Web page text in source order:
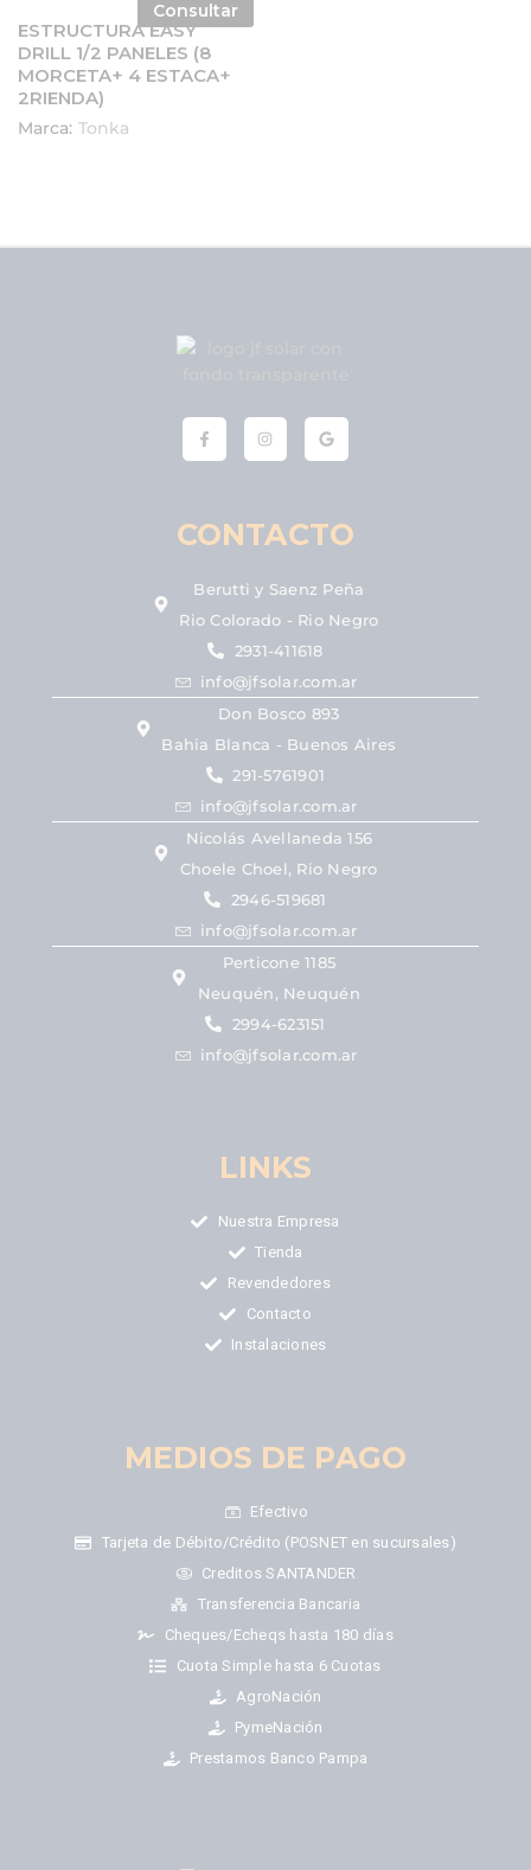
Consultar
ESTRUCTURA EASY
DRILL 1/2 PANELES (8
MORCETA+ 4 ESTACA+
2RIENDA)
Marca: Tonka
CONTACTO
Berutti y Saenz Peña
Rio Colorado - Rio Negro
2931-411618
info@jfsolar.com.ar
Don Bosco 893
Bahia Blanca - Buenos Aires
291-5761901
info@jfsolar.com.ar
Nicolás Avellaneda 156
Choele Choel, Rio Negro
2946-519681
info@jfsolar.com.ar
Perticone 1185
Neuquén, Neuquén
2994-623151
info@jfsolar.com.ar
LINKS
Nuestra Empresa
Tienda
Revendedores
Contacto
Instalaciones
MEDIOS DE PAGO
Efectivo
Tarjeta de Débito/Crédito (POSNET en sucursales)
Creditos SANTANDER
Transferencia Bancaria
Cheques/Echeqs hasta 180 días
Cuota Simple hasta 6 Cuotas
AgroNación
PymeNación
Prestamos Banco Pampa